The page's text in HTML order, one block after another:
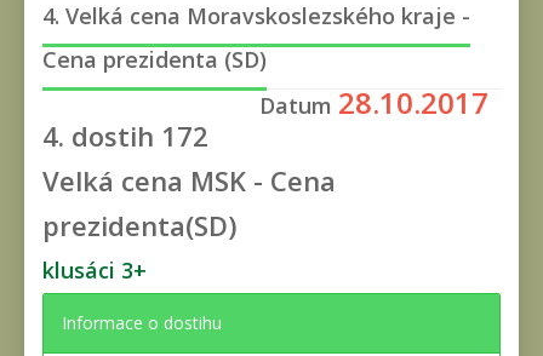
4. Velká cena Moravskoslezského kraje -
Cena prezidenta (SD)
Datum 28.10.2017
4. dostih 172
Velká cena MSK - Cena
prezidenta(SD)
klusáci 3+
Informace o dostihu